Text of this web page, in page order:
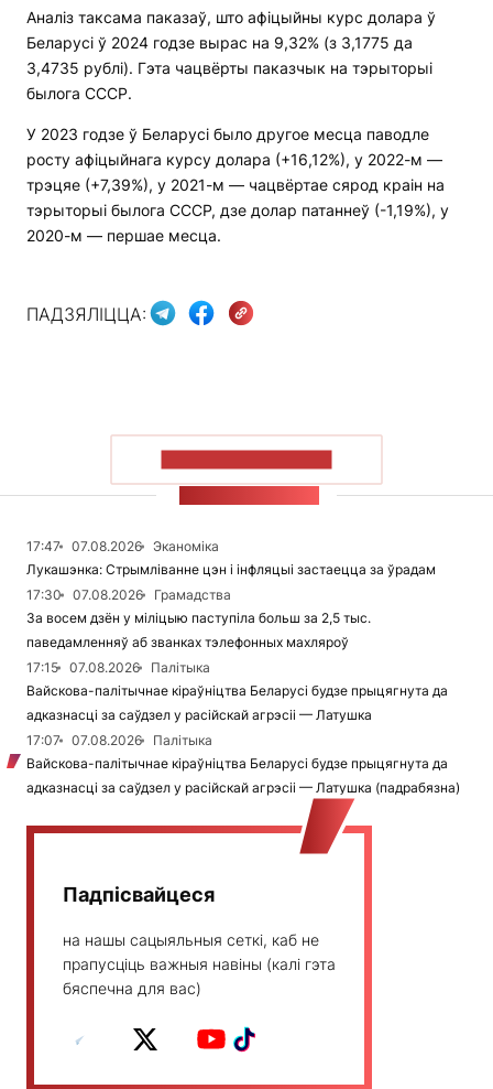
Аналіз таксама паказаў, што афіцыйны курс долара ў
Беларусі ў 2024 годзе вырас на 9,32% (з 3,1775 да
3,4735 рублі). Гэта чацвёрты паказчык на тэрыторыі
былога СССР.
У 2023 годзе ў Беларусі было другое месца паводле
росту афіцыйнага курсу долара (+16,12%), у 2022-м —
трэцяе (+7,39%), у 2021-м — чацвёртае сярод краін на
тэрыторыі былога СССР, дзе долар патаннеў (-1,19%), у
2020-м — першае месца.
ПАДЗЯЛІЦЦА:
17:47 07.08.2026
Эканоміка
Лукашэнка: Стрымліванне цэн і інфляцыі застаецца за ўрадам
17:30
07.08.2026
Грамадства
За восем дзён у міліцыю паступіла больш за 2,5 тыс.
паведамленняў аб званках тэлефонных махляроў
17:15
07.08.2026
Палітыка
Вайскова-палітычнае кіраўніцтва Беларусі будзе прыцягнута да
адказнасці за саўдзел у расійскай агрэсіі — Латушка
17:07
07.08.2026
Палітыка
Вайскова-палітычнае кіраўніцтва Беларусі будзе прыцягнута да
адказнасці за саўдзел у расійскай агрэсіі — Латушка (падрабязна)
Падпісвайцеся
на нашы сацыяльныя сеткі, каб не
прапусціць важныя навіны (калі гэта
бяспечна для вас)